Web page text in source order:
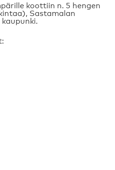
koottiin n. 5 hengen
Sastamalan